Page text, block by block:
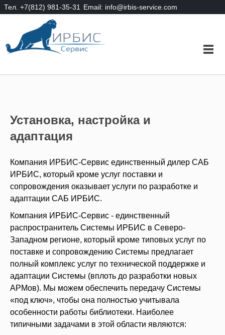
Тел. +7(812) 981-35-31 Email: info@irbis-service.com
Установка, настройка и
адаптация
Компания ИРБИС-Сервис единственный дилер САБ
ИРБИС, который кроме услуг поставки и
сопровождения оказывает услуги по разработке и
адаптации САБ ИРБИС.
Компания ИРБИС-Сервис - единственный
распространитель Системы ИРБИС в Северо-
Западном регионе, который кроме типовых услуг по
поставке и сопровождению Системы предлагает
полный комплекс услуг по технической поддержке и
адаптации Системы (вплоть до разработки новых
АРМов). Мы можем обеспечить передачу Системы
«под ключ», чтобы она полностью учитывала
особенности работы библиотеки. Наиболее
типичными задачами в этой области являются: